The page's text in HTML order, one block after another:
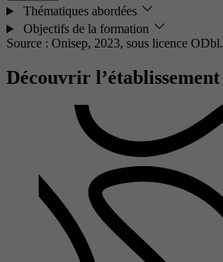
Thématiques abordées
Objectifs de la formation
Source : Onisep, 2023, sous licence ODbl.
Découvrir l’établissement